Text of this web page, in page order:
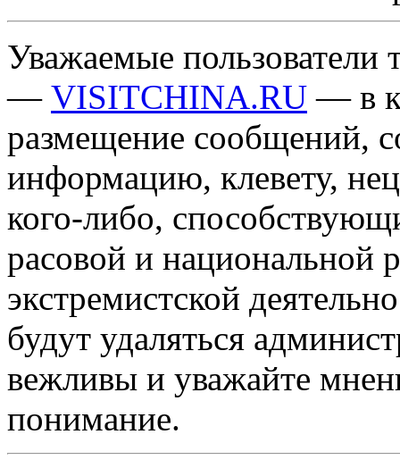
Уважаемые пользователи
— VISITCHINA.RU — в
размещение сообщений,
информацию, клевету,
кого-либо,
расовой и национальной
экстремистской
будут удаляться
вежливы и уважайте
понимание.